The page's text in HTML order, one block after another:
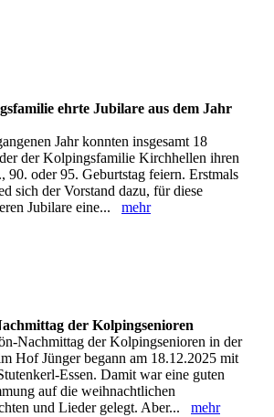
ehrte Jubilare aus dem Jahr
Jahr konnten insgesamt 18
der Kolpingsfamilie Kirchhellen ihren
90. oder 95. Geburtstag feiern. Erstmals
sich der Vorstand dazu, für diese
Jubilare eine... mehr
der Kolpingsenioren
Nachmittag der Kolpingsenioren in der
Hof Jünger begann am 18.12.2025 mit
Essen. Damit war eine guten
auf die weihnachtlichen
und Lieder gelegt. Aber... mehr